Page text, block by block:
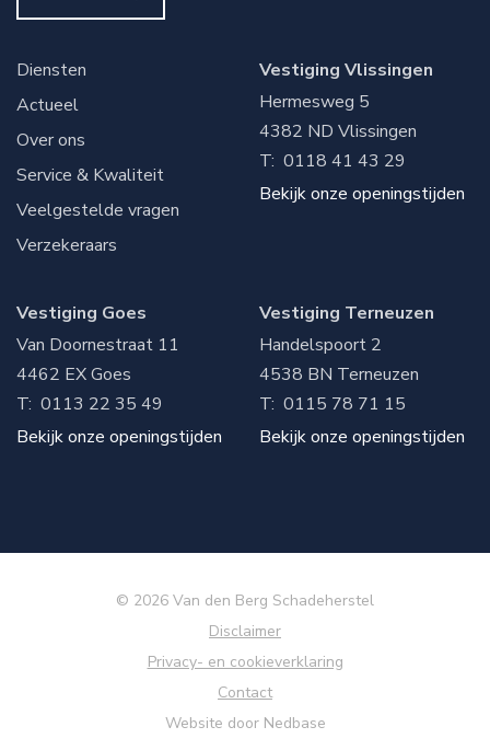
Diensten
Actueel
Over ons
Service & Kwaliteit
Veelgestelde vragen
Verzekeraars
Vestiging Vlissingen
Hermesweg 5
4382 ND Vlissingen
T: 0118 41 43 29
Bekijk onze openingstijden
Vestiging Goes
Van Doornestraat 11
4462 EXGoes
T: 0113 22 35 49
Bekijk onze openingstijden
Vestiging Terneuzen
Handelspoort 2
4538 BN Terneuzen
T: 0115 78 71 15
Bekijk onze openingstijden
© 2026 Van den Berg Schadeherstel
Disclaimer
Privacy- en cookieverklaring
Contact
Website door Nedbase